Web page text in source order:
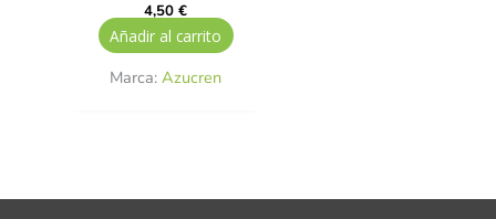
4,50€
Añadir al carrito
Marca:Azucren